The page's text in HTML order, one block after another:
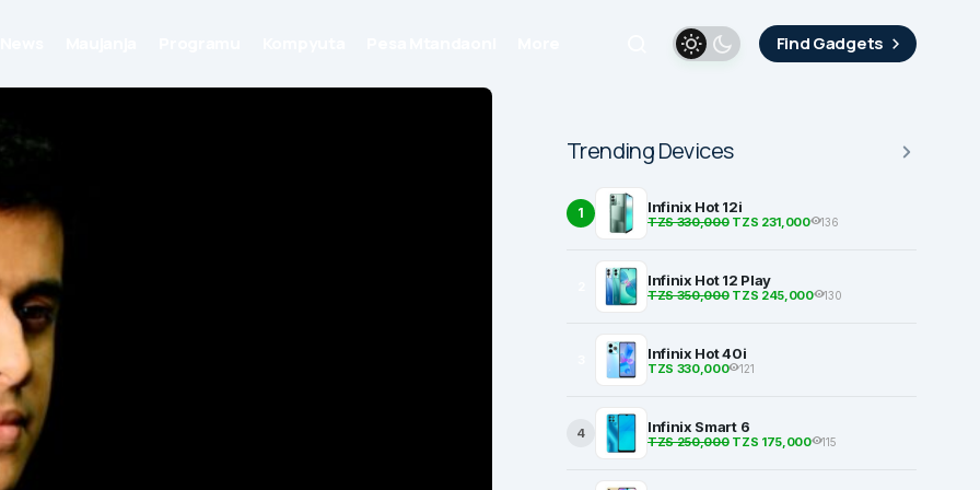
Find Gadgets
Trending Devices
1 Infinix Hot 12i
TZS 330,000TZS 231,000 136
Infinix Hot 12 Play
TZS 350,000TZS 245,000 130
Infinix Hot 40i
TZS 330,000 121
4 Infinix Smart 6
TZS 250,000TZS 175,000 115